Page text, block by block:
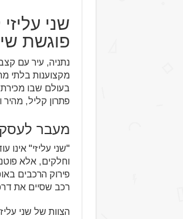
שני
פוגשת
נתניה, עיר עם
מקצוענות בלתי
בעולם שבו מכירת
פתרון קליל,
מעבר
"שני עליזי" אינו
וחלקים, אלא
פירוק הרכבים
רכב שסיים את
הצוות של שני